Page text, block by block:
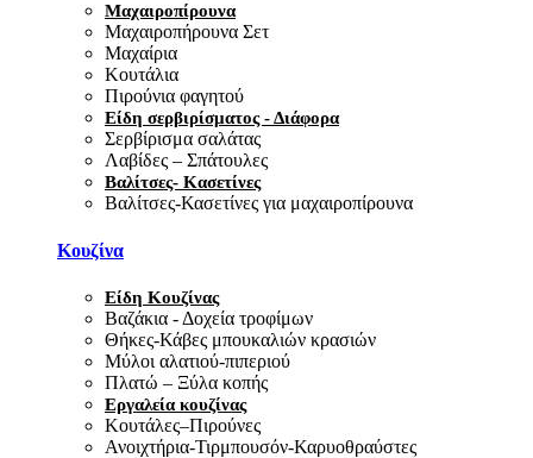
Μαχαιροπίρουνα
Μαχαιροπήρουνα Σετ
Μαχαίρια
Κουτάλια
Πιρούνια φαγητού
Είδη σερβιρίσματος - Διάφορα
Σερβίρισμα σαλάτας
Λαβίδες – Σπάτουλες
Βαλίτσες- Κασετίνες
Βαλίτσες-Κασετίνες για μαχαιροπίρουνα
Κουζίνα
Είδη Κουζίνας
Βαζάκια - Δοχεία τροφίμων
Θήκες-Κάβες μπουκαλιών κρασιών
Μύλοι αλατιού-πιπεριού
Πλατώ – Ξύλα κοπής
Εργαλεία κουζίνας
Κουτάλες–Πιρούνες
Ανοιχτήρια-Τιρμπουσόν-Καρυοθραύστες